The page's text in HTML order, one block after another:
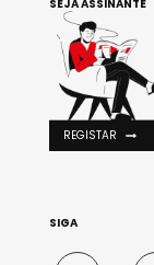
SEJA ASSINANTE
REGISTAR
SIGA